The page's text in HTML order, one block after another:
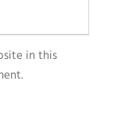
in this